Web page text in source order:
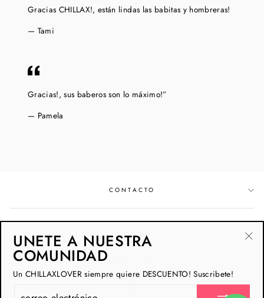
Gracias CHILLAX!, están lindas las babitas y hombreras!
Tami
Gracias!, sus baberos son lo máximo!”
Pamela
CONTACTO
POLÍTICAS & BUSCADOR
NEWSLETTER
UNETE A NUESTRA
COMUNIDAD
Un CHILLAXLOVER siempre quiere DESCUENTO! Suscribete!